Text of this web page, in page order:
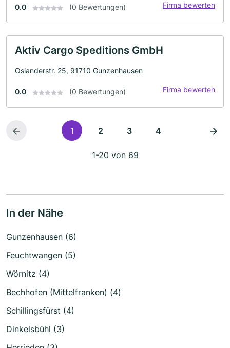
0.0 (0 Bewertungen) Firma bewerten
Aktiv Cargo Speditions GmbH
Osianderstr. 25, 91710 Gunzenhausen
0.0 (0 Bewertungen) Firma bewerten
1 2 3 4
1-20 von 69
In der Nähe
Gunzenhausen (6)
Feuchtwangen (5)
Wörnitz (4)
Bechhofen (Mittelfranken) (4)
Schillingsfürst (4)
Dinkelsbühl (3)